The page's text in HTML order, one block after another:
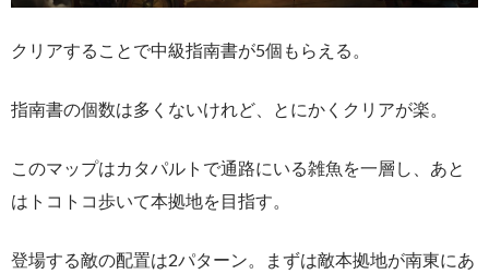
クリアすることで中級指南書が5個もらえる。
指南書の個数は多くないけれど、とにかくクリアが楽。
このマップはカタパルトで通路にいる雑魚を一層し、あと
はトコトコ歩いて本拠地を目指す。
登場する敵の配置は2パターン。まずは敵本拠地が南東にあ